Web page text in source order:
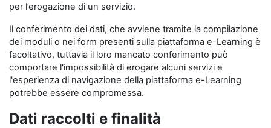
per l’erogazione di un servizio.
Il conferimento dei dati, che avviene tramite la compilazione
dei moduli o nei form presenti sulla piattaforma e-Learning è
facoltativo, tuttavia il loro mancato conferimento può
comportare l'impossibilità di erogare alcuni servizi e
l'esperienza di navigazione della piattaforma e-Learning
potrebbe essere compromessa.
Dati raccolti e finalità